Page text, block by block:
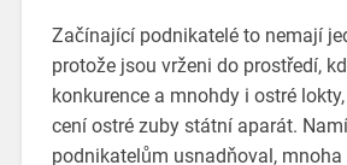
Začínající podnikatelé to nemají
protože jsou vrženi do prostředí,
konkurence a mnohdy i ostré
cení ostré zuby státní aparát.
podnikatelům usnadňoval,